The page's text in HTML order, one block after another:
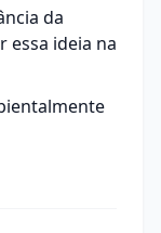
da
essa ideia na